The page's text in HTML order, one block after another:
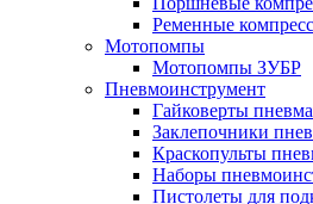
Ременные
Мотопомпы
Мотопомпы ЗУБР
Пневмоинструмент
Гайковерты
Заклепочники
Краскопульты
Наборы
Пистолеты для